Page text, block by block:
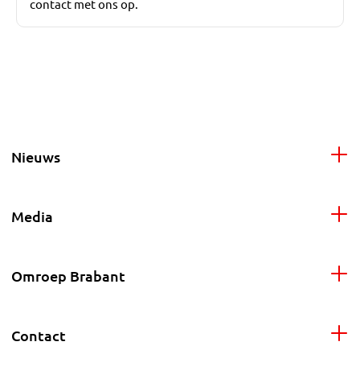
contact met ons op.
Nieuws
Media
Omroep Brabant
Contact